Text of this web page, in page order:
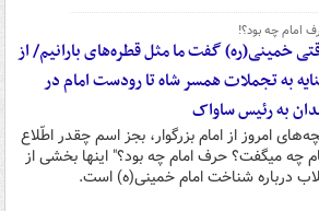
امام چه بود؟!
خمینی(ره) گفت ما مثل قطره‌های بارانیم/ از
به تجملات همسر شاه تا رودست امام در
به رئیس ساواک
امروز از امام بزرگوار، بجز اسم چقدر اطّلاع
چه میگفت؟ حرف امام چه بود؟" اینها بخشی از
درباره شناخت امام خمینی(ه) است.